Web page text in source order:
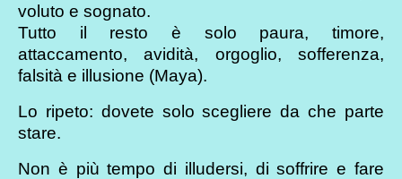
voluto e sognato.
Tutto il resto è solo paura, timore,
attaccamento, avidità, orgoglio, sofferenza,
falsità e illusione (Maya).
Lo ripeto: dovete solo scegliere da che parte
stare.
Non è più tempo di illudersi, di soffrire e fare